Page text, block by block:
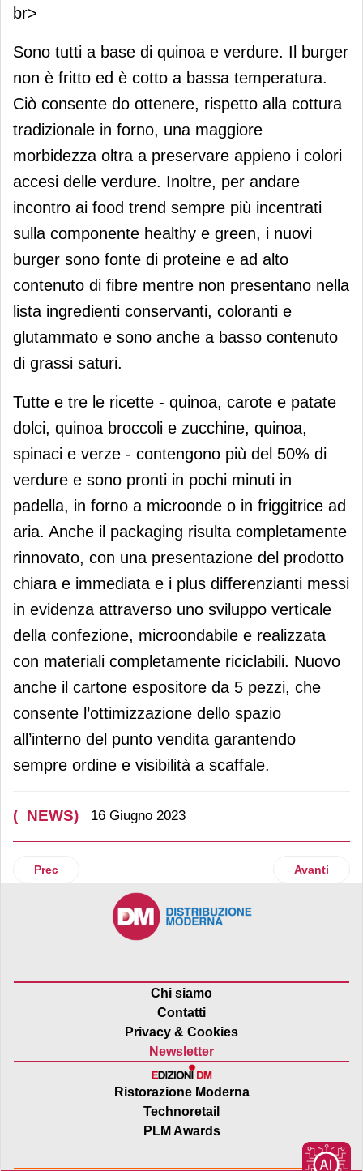
br>
Sono tutti a base di quinoa e verdure. Il burger
non è fritto ed è cotto a bassa temperatura.
Ciò consente do ottenere, rispetto alla cottura
tradizionale in forno, una maggiore
morbidezza oltra a preservare appieno i colori
accesi delle verdure. Inoltre, per andare
incontro ai food trend sempre più incentrati
sulla componente healthy e green, i nuovi
burger sono fonte di proteine e ad alto
contenuto di fibre mentre non presentano nella
lista ingredienti conservanti, coloranti e
glutammato e sono anche a basso contenuto
di grassi saturi.
Tutte e tre le ricette - quinoa, carote e patate
dolci, quinoa broccoli e zucchine, quinoa,
spinaci e verze - contengono più del 50% di
verdure e sono pronti in pochi minuti in
padella, in forno a microonde o in friggitrice ad
aria. Anche il packaging risulta completamente
rinnovato, con una presentazione del prodotto
chiara e immediata e i plus differenzianti messi
in evidenza attraverso uno sviluppo verticale
della confezione, microondabile e realizzata
con materiali completamente riciclabili. Nuovo
anche il cartone espositore da 5 pezzi, che
consente l’ottimizzazione dello spazio
all’interno del punto vendita garantendo
sempre ordine e visibilità a scaffale.
(_NEWS) 16 Giugno 2023
Articolo precedente: Centromarca, il 43,5% delle imprese
Prec Articolo
Avanti
Chi siamo
Contatti
Privacy & Cookies
Newsletter
Ristorazione Moderna
Technoretail
PLM Awards